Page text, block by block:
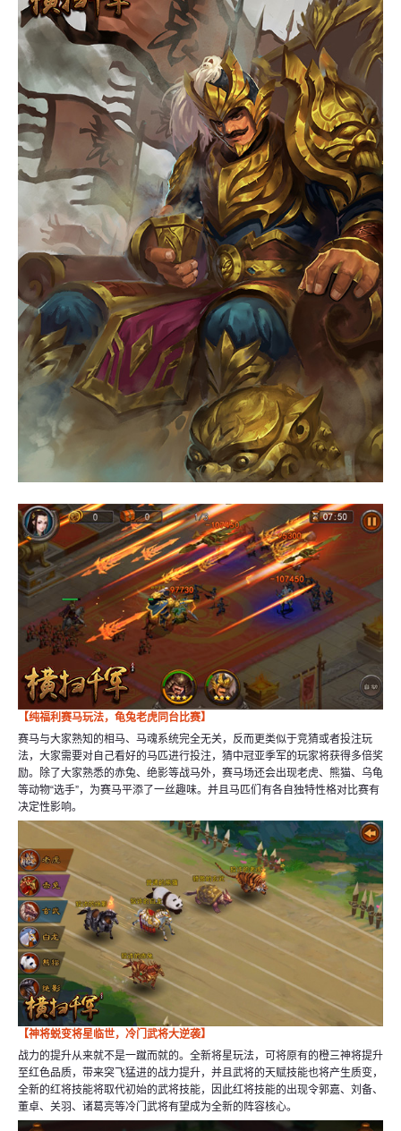
【纯福利赛马玩法，龟兔老虎同台比赛】
赛马与大家熟知的相马、马魂系统完全无关，反而更类似于竞猜或者投注玩
法，大家需要对自己看好的马匹进行投注，猜中冠亚季军的玩家将获得多倍奖
励。除了大家熟悉的赤兔、绝影等战马外，赛马场还会出现老虎、熊猫、乌龟
等动物“选手”，为赛马平添了一丝趣味。并且马匹们有各自独特性格对比赛有
决定性影响。
【神将蜕变将星临世，冷门武将大逆袭】
战力的提升从来就不是一蹴而就的。全新将星玩法，可将原有的橙三神将提升
至红色品质，带来突飞猛进的战力提升，并且武将的天赋技能也将产生质变，
全新的红将技能将取代初始的武将技能，因此红将技能的出现令郭嘉、刘备、
董卓、关羽、诸葛亮等冷门武将有望成为全新的阵容核心。